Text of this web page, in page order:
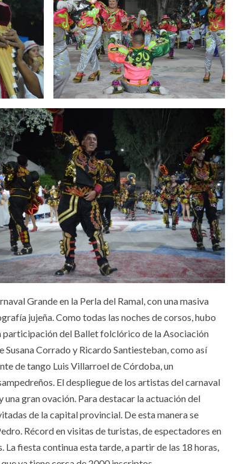
Grande en la Perla del Ramal, con una masiva
jujeña. Como todas las noches de corsos, hubo
participación del Ballet folclórico de la Asociación
Corrado y Ricardo Santiesteban, como así
de tango Luis Villarroel de Córdoba, un
El despliegue de los artistas del carnaval
gran ovación. Para destacar la actuación del
de la capital provincial. De esta manera se
Récord en visitas de turistas, de espectadores en
fiesta continua esta tarde, a partir de las 18 horas,